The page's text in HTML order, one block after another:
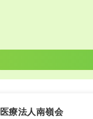
医療法人南嶺会